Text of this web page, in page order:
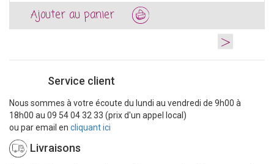
Ajouter au panier
>
Service client
Nous sommes à votre écoute du lundi au vendredi de 9h00 à
18h00 au 09 54 04 32 33 (prix d'un appel local)
ou par email en cliquant ici
Livraisons